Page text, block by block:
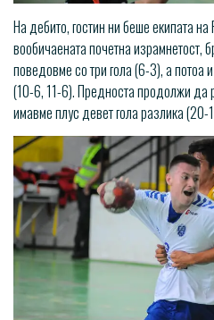
На дебито, гостин ни беше екипата
вообичаената почетна израмнетост,
поведовме со три гола (6-3), а потоа
(10-6, 11-6). Предноста продолжи да
имавме плус девет гола разлика (20-